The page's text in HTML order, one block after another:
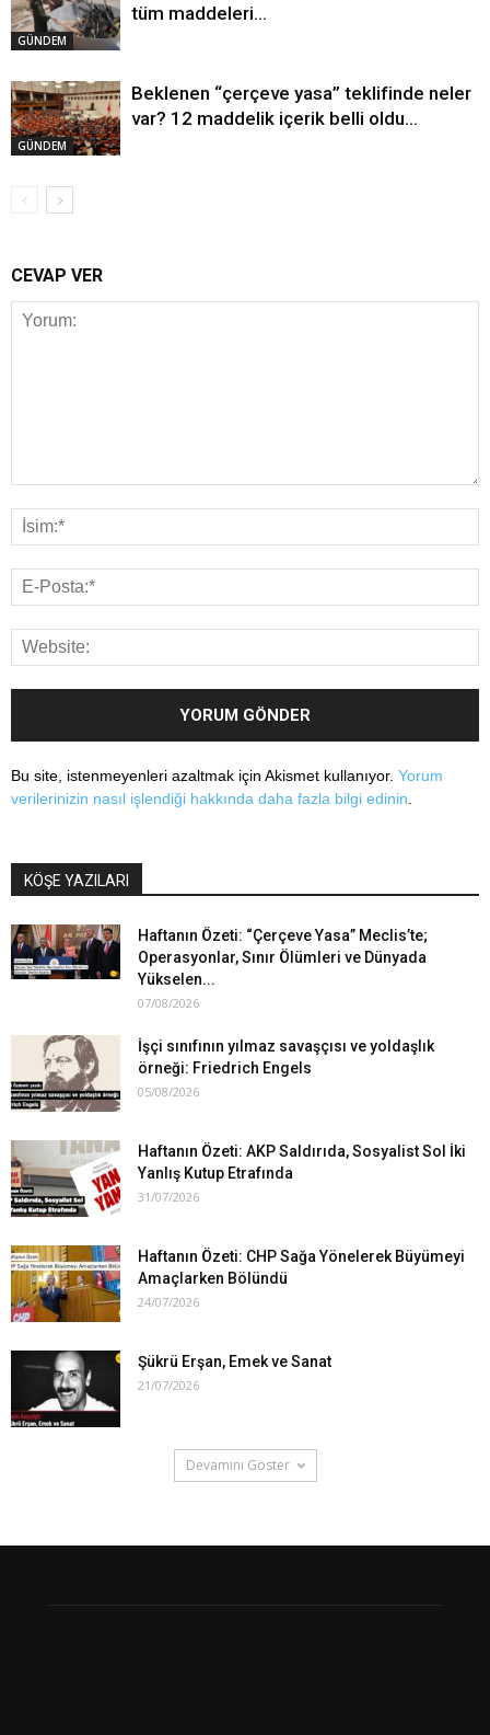
GÜNDEM
tüm maddeleri…
GÜNDEM
Beklenen “çerçeve yasa” teklifinde neler
var? 12 maddelik içerik belli oldu…
CEVAP VER
Bu site, istenmeyenleri azaltmak için Akismet kullanıyor. Yorum
verilerinizin nasıl işlendiği hakkında daha fazla bilgi edinin
KÖŞE YAZILARI
Haftanın Özeti: “Çerçeve Yasa” Meclis’te;
Operasyonlar, Sınır Ölümleri ve Dünyada
Yükselen...
07/08/2026
İşçi sınıfının yılmaz savaşçısı ve yoldaşlık
örneği: Friedrich Engels
05/08/2026
Haftanın Özeti: AKP Saldırıda, Sosyalist Sol İki
Yanlış Kutup Etrafında
31/07/2026
Haftanın Özeti: CHP Sağa Yönelerek Büyümeyi
Amaçlarken Bölündü
24/07/2026
Şükrü Erşan, Emek ve Sanat
21/07/2026
Devamını Göster